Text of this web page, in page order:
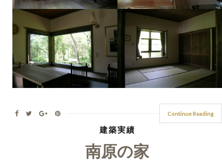
Continue Reading
建築実績
南原の家